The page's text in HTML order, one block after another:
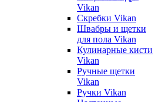
Vikan
Скребки Vikan
Швабры и щетки
для пола Vikan
Кулинарные кисти
Vikan
Ручные щетки
Vikan
Ручки Vikan